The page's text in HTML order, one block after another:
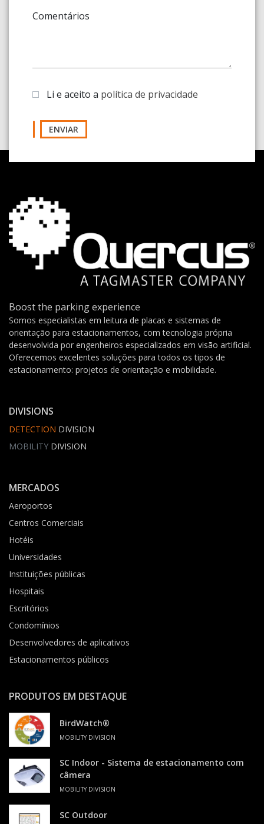
Comentários
Li e aceito a política de privacidade
ENVIAR
Boost the parking experience
Somos especialistas em leitura de placas e sistemas de
orientação para estacionamentos, com tecnologia própria
desenvolvida por engenheiros especializados em visão artificial.
Oferecemos excelentes soluções para todos os tipos de
estacionamento: projetos de orientação e mobilidade.
DIVISIONS
DETECTION DIVISION
MOBILITY DIVISION
MERCADOS
Aeroportos
Centros Comerciais
Hotéis
Universidades
Instituições públicas
Hospitais
Escritórios
Condomínios
Desenvolvedores de aplicativos
Estacionamentos públicos
PRODUTOS EM DESTAQUE
BirdWatch®
MOBILITY DIVISION
SC Indoor - Sistema de estacionamento com
câmera
MOBILITY DIVISION
SC Outdoor